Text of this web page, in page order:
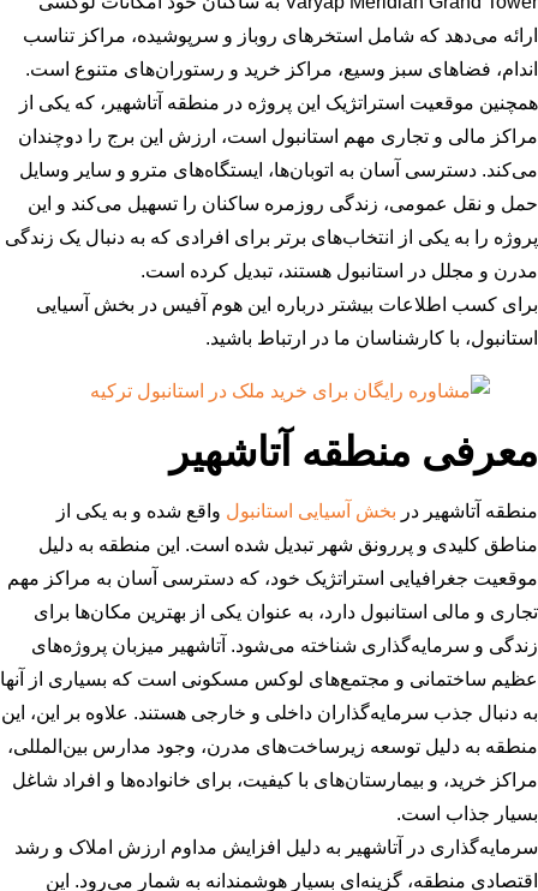
ارائه می‌دهد که شامل استخرهای روباز و سرپوشیده، مراکز تناسب
اندام، فضاهای سبز وسیع، مراکز خرید و رستوران‌های متنوع است.
همچنین موقعیت استراتژیک این پروژه در منطقه آتاشهیر، که یکی از
مراکز مالی و تجاری مهم استانبول است، ارزش این برج را دوچندان
می‌کند. دسترسی آسان به اتوبان‌ها، ایستگاه‌های مترو و سایر وسایل
حمل و نقل عمومی، زندگی روزمره ساکنان را تسهیل می‌کند و این
پروژه را به یکی از انتخاب‌های برتر برای افرادی که به دنبال یک زندگی
مدرن و مجلل در استانبول هستند، تبدیل کرده است.
برای کسب اطلاعات بیشتر درباره این هوم آفیس در بخش آسیایی
استانبول، با کارشناسان ما در ارتباط باشید.
معرفی منطقه آتاشهیر
منطقه آتاشهیر در بخش آسیایی استانبول واقع شده و به یکی از
مناطق کلیدی و پررونق شهر تبدیل شده است. این منطقه به دلیل
موقعیت جغرافیایی استراتژیک خود، که دسترسی آسان به مراکز مهم
تجاری و مالی استانبول دارد، به عنوان یکی از بهترین مکان‌ها برای
زندگی و سرمایه‌گذاری شناخته می‌شود. آتاشهیر میزبان پروژه‌های
عظیم ساختمانی و مجتمع‌های لوکس مسکونی است که بسیاری از آنها
به دنبال جذب سرمایه‌گذاران داخلی و خارجی هستند. علاوه بر این، این
منطقه به دلیل توسعه زیرساخت‌های مدرن، وجود مدارس بین‌المللی،
مراکز خرید، و بیمارستان‌های با کیفیت، برای خانواده‌ها و افراد شاغل
بسیار جذاب است.
سرمایه‌گذاری در آتاشهیر به دلیل افزایش مداوم ارزش املاک و رشد
اقتصادی منطقه، گزینه‌ای بسیار هوشمندانه به شمار می‌رود. این